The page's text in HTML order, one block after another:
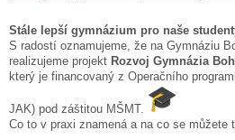
Stále lepší gymnázium pro naše
S radostí oznamujeme, že na Gymnáziu
realizujeme projekt Rozvoj Gymnázia
který je financovaný z Operačního
JAK) pod záštitou MŠMT.
Co to v praxi znamená a na co se můžete